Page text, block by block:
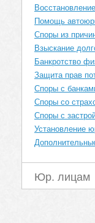
Помощь
Споры из
Взыскание
Банкротство
Защита прав
Споры с
Споры со
Споры с
Установление
Юр. лицам